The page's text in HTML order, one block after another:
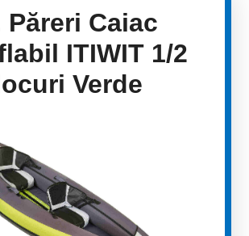
Păreri Caiac
ITIWIT 1/2
Verde